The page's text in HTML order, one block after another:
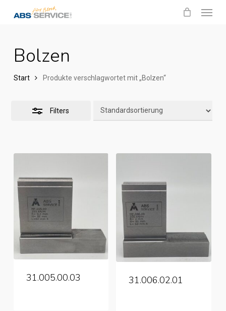
contentBolzen
Start Produkte verschlagwortet mit „Bolzen“
Filters
Close
31.005.00.03 31.006.02.01